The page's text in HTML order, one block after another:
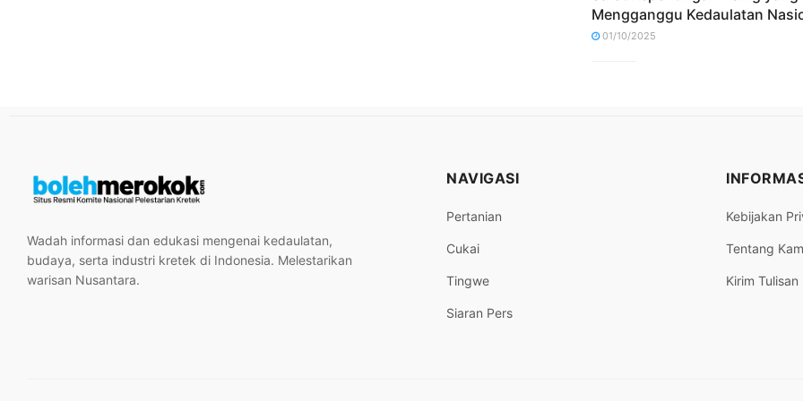
Mengganggu Kedaulatan
01/10/2025
Wadah informasi dan edukasi mengenai kedaulatan,
budaya, serta industri kretek di Indonesia. Melestarikan
warisan Nusantara.
NAVIGASI
Pertanian
Cukai
Tingwe
Siaran Pers
Kebijakan
Tentang
Kirim Tulisan